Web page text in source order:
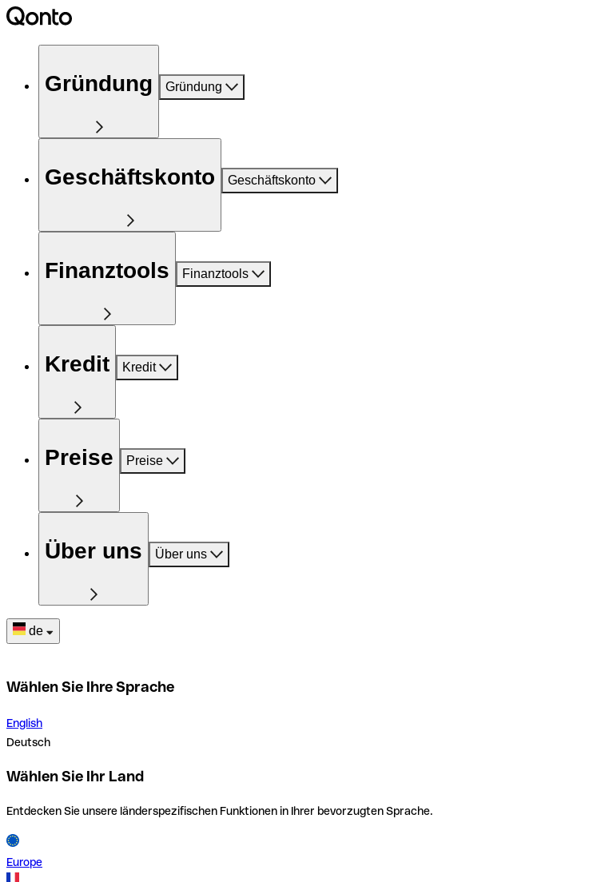
Gründung Gründung
Geschäftskonto Geschäftskonto
Finanztools Finanztools
Kredit Kredit
Preise Preise
Über uns Über uns
de
Wählen Sie Ihre Sprache
English
Deutsch
Wählen Sie Ihr Land
Entdecken Sie unsere länderspezifischen Funktionen in Ihrer bevorzugten Sprache.
Europe